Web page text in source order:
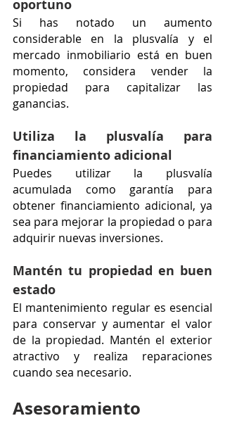
oportuno
Si has notado un aumento
considerable en la plusvalía y el
mercado inmobiliario está en buen
momento, considera vender la
propiedad para capitalizar las
ganancias.
Utiliza la plusvalía para
financiamiento adicional
Puedes utilizar la plusvalía
acumulada como garantía para
obtener financiamiento adicional, ya
sea para mejorar la propiedad o para
adquirir nuevas inversiones.
Mantén tu propiedad en buen
estado
El mantenimiento regular es esencial
para conservar y aumentar el valor
de la propiedad. Mantén el exterior
atractivo y realiza reparaciones
cuando sea necesario.
Asesoramiento